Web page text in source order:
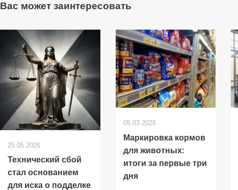
Вас может заинтересовать
25.05.2026
Технический сбой
стал основанием
для иска о подделке
05.03.2026
Маркировка кормов
для животных:
итоги за первые три
дня